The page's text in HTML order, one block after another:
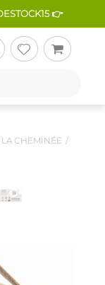
👉
CHEMINÉE